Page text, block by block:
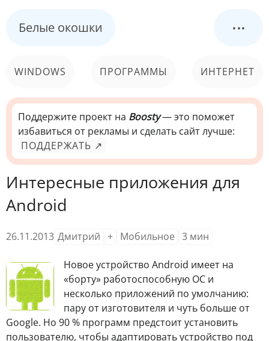
Белые окошки ...
WINDOWS ПРОГРАММЫ ИНТЕРНЕТ
КОМПЬЮТЕР
СИСТЕМА
Поддержите проект на Boosty— это поможет
избавиться от рекламы и сделать сайт лучше:
ПОДДЕРЖАТЬ ↗
Интересные приложения для
Android
26.11.2013 Дмитрий + Мобильное 3 мин
Новое устройство Android имеет на
«борту» работоспособную ОС и
несколько приложений по умолчанию:
пару от изготовителя и чуть больше от
Google. Но 90 % программ предстоит установить
пользователю, чтобы адаптировать устройство под